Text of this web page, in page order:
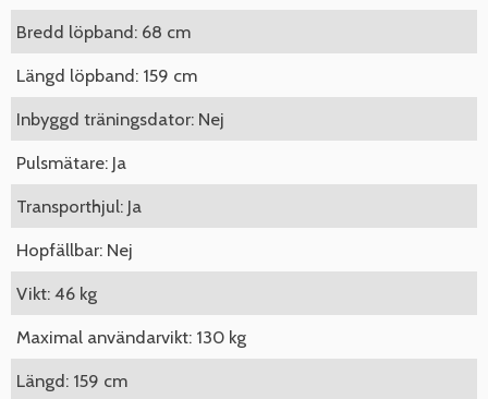
Bredd löpband: 68 cm
Längd löpband: 159 cm
Inbyggd träningsdator: Nej
Pulsmätare: Ja
Transporthjul: Ja
Hopfällbar: Nej
Vikt: 46 kg
Maximal användarvikt: 130 kg
Längd: 159 cm